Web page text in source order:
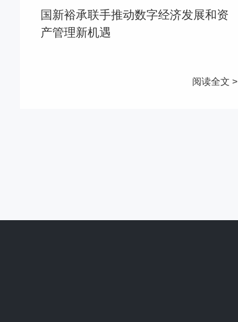
国新裕承联手推动数字经济发展和资
产管理新机遇
阅读全文 >